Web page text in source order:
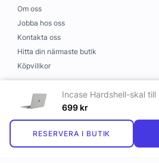
699 kr
RESERVERA I BUTIK
Om oss
Jobba hos oss
Kontakta oss
Hitta din närmaste butik
Köpvillkor
Information
Leverans och betalning
Cookies
Personuppgiftspolicy